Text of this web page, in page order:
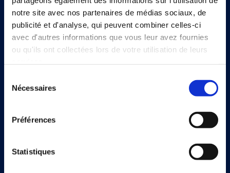
notre site avec nos partenaires de médias sociaux, de
publicité et d'analyse, qui peuvent combiner celles-ci
avec d'autres informations que vous leur avez fournies
ou qu'ils ont collectées lors de votre utilisation de leurs
Nécessaires
Préférences
Statistiques
Solutions
Document Capture
Expense Management